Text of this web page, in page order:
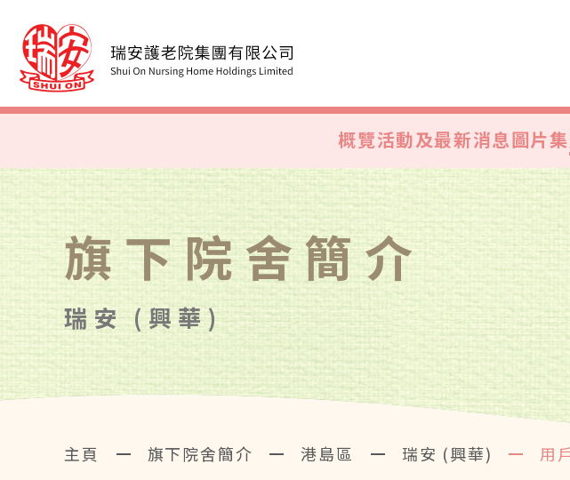
概覽活動及最新消息圖片集
旗下院舍簡介
瑞安 (興華)
主頁 旗下院舍簡介 港島區 瑞安 (興華) 用